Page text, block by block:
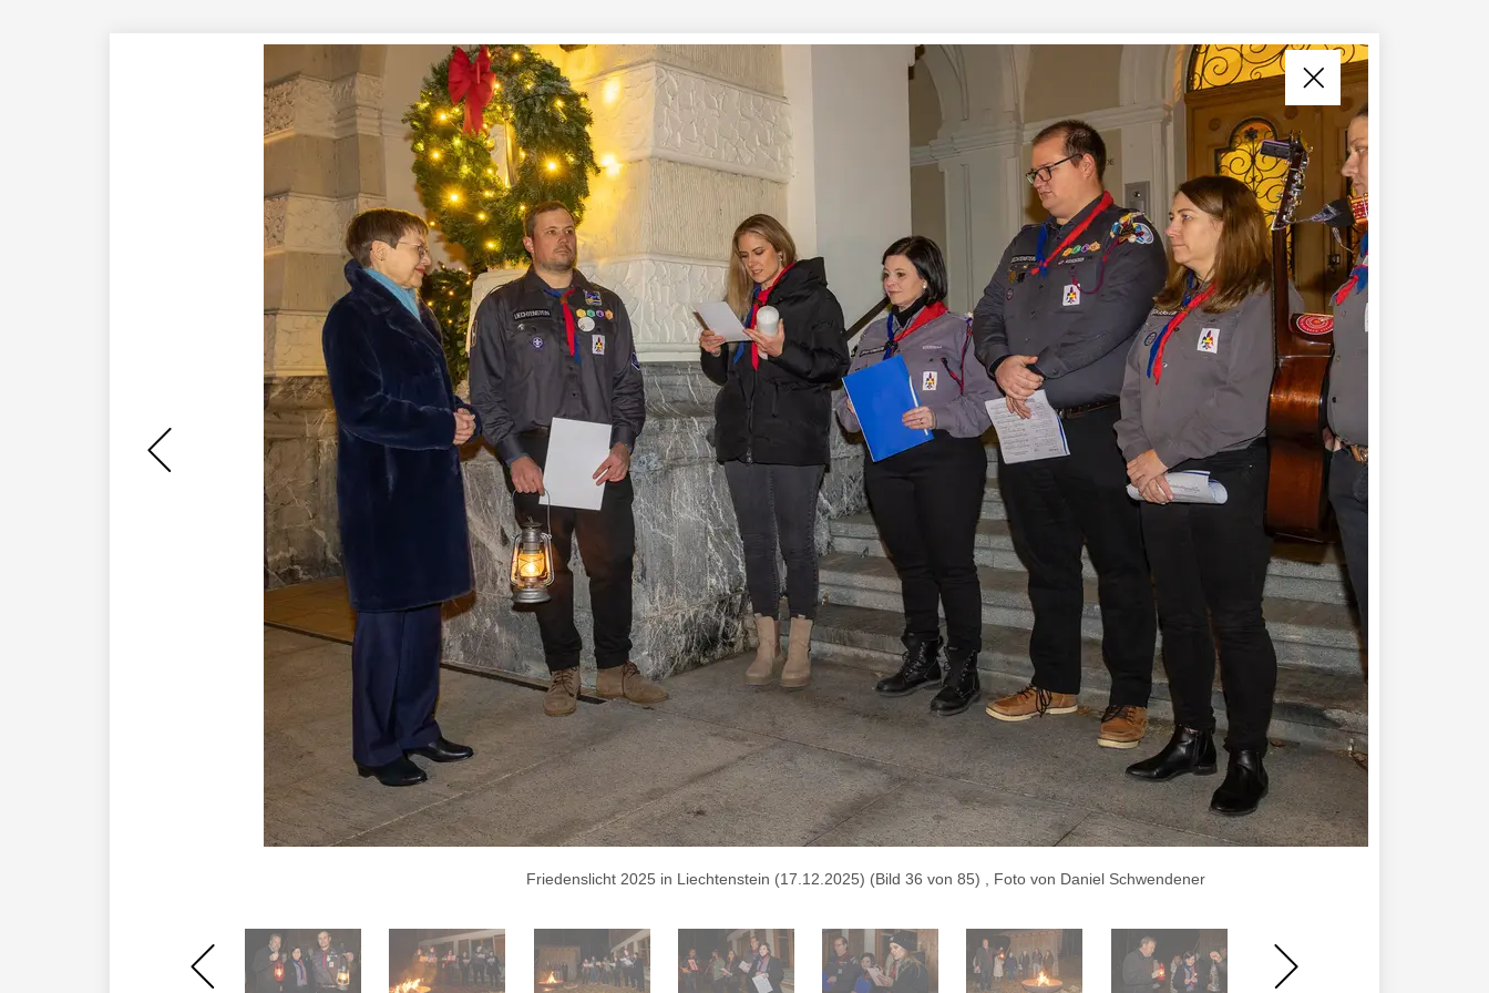
Friedenslicht 2025 in Liechtenstein (17.12.2025) (Bild 36 von 85) , Foto von Daniel Schwendener